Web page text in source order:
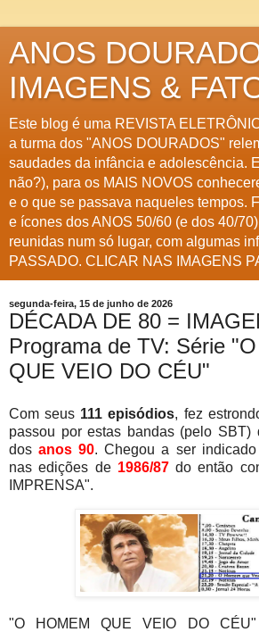
ANOS
IMAGENS &
Este blog é uma REVISTA
a turma dos "ANOS DOURADOS"
saudades da infância e adolescência.
não?), para os MAIS NOVOS
e o que se passava naqueles tempos.
e ícones dos ANOS 50/60 (e dos 40/
reunidas num só lugar, com algumas
PASSADO. CLICAR NAS IMAGENS
segunda-feira, 15 de junho de 2026
DÉCADA DE 80 =
Programa de TV: Série
QUE VEIO DO CÉU"
Com seus 111 episódios, fez
passou por estas bandas (pelo SBT)
dosanos 90. Chegou a ser indicado
nas edições de 1986/87do então
IMPRENSA".
"O HOMEM QUE VEIO DO